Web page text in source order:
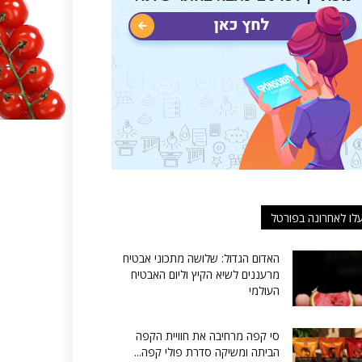
לאחרונה בפורטל
האדום הגדול: שלושה מתכוני אבטיח
מרעננים לשיא הקיץ וליום האבטיח
העולמי
סי קפה מרחיבה את חוויית הקפה
הביתה ומשיקה סדרת פולי קפה...